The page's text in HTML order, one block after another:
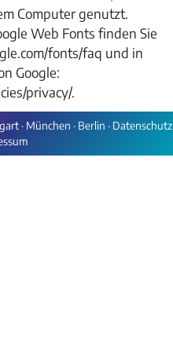
Computer genutzt.
Web Fonts finden Sie
fonts/faq und in
Google:
privacy/.
· München · Berlin · Datenschutz